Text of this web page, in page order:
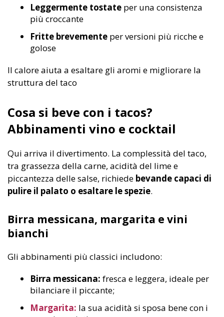
Leggermente tostate per una consistenza
più croccante
Fritte brevemente per versioni più ricche e
golose
Il calore aiuta a esaltare gli aromi e migliorare la
struttura del taco
Cosa si beve con i tacos?
Abbinamenti vino e cocktail
Qui arriva il divertimento. La complessità del taco,
tra grassezza della carne, acidità del lime e
piccantezza delle salse, richiede bevande capaci di
pulire il palato o esaltare le spezie.
Birra messicana, margarita e vini
bianchi
Gli abbinamenti più classici includono:
Birra messicana: fresca e leggera, ideale per
bilanciare il piccante;
Margarita: la sua acidità si sposa bene con i